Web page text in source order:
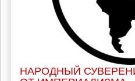
НАРОДНЫЙ